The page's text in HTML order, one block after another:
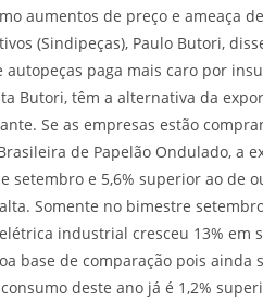
aumentos de preço e ameaça
(Sindipeças), Paulo Butori,
paga mais caro por
Butori, têm a alternativa da
Se as empresas estão
de Papelão Ondulado, a
setembro e 5,6% superior ao de
Somente no bimestre
industrial cresceu 13% em
base de comparação pois
deste ano já é 1,2%